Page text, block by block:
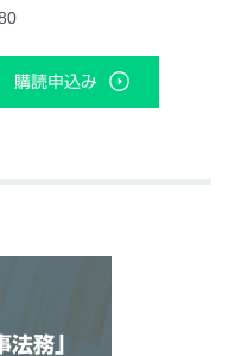
購読申込み
法務」